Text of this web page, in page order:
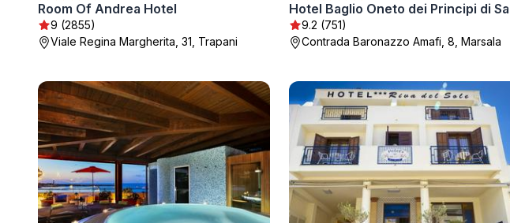
Room Of Andrea Hotel
9 (2855)
Viale Regina Margherita, 31, Trapani
9.2 (751)
Contrada Baronazzo Amafi, 8, Marsala